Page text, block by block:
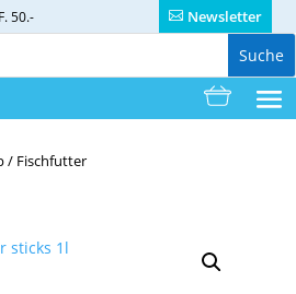
50.- Newsletter
/ Fischfutter